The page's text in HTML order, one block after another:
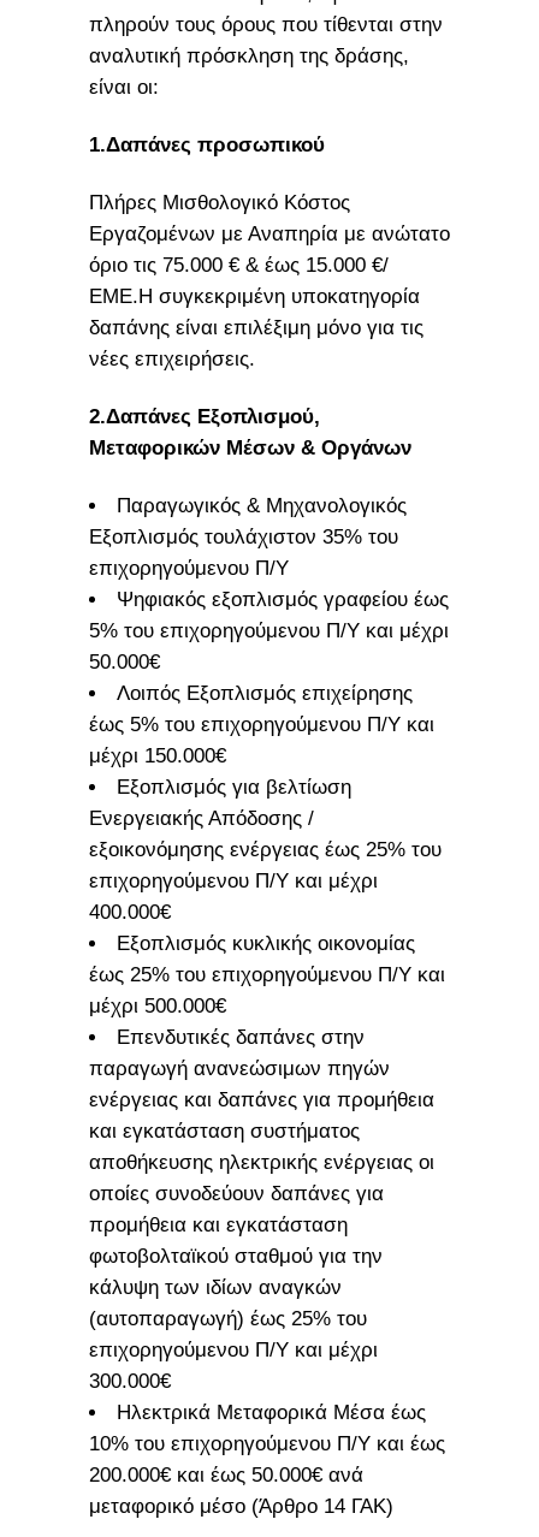
πληρούν τους όρους που τίθενται στην
αναλυτική πρόσκληση της δράσης,
είναι οι:
1.Δαπάνες προσωπικού
Πλήρες Μισθολογικό Κόστος
Εργαζομένων με Αναπηρία με ανώτατο
όριο τις 75.000 € & έως 15.000 €/
ΕΜΕ.Η συγκεκριμένη υποκατηγορία
δαπάνης είναι επιλέξιμη μόνο για τις
νέες επιχειρήσεις.
2.Δαπάνες Εξοπλισμού,
Μεταφορικών Μέσων & Οργάνων
Παραγωγικός & Μηχανολογικός
Εξοπλισμός τουλάχιστον 35% του
επιχορηγούμενου Π/Υ
Ψηφιακός εξοπλισμός γραφείου έως
5% του επιχορηγούμενου Π/Υ και μέχρι
50.000€
Λοιπός Εξοπλισμός επιχείρησης
έως 5% του επιχορηγούμενου Π/Υ και
μέχρι 150.000€
Εξοπλισμός για βελτίωση
Ενεργειακής Απόδοσης /
εξοικονόμησης ενέργειας έως 25% του
επιχορηγούμενου Π/Υ και μέχρι
400.000€
Εξοπλισμός κυκλικής οικονομίας
έως 25% του επιχορηγούμενου Π/Υ και
μέχρι 500.000€
Επενδυτικές δαπάνες στην
παραγωγή ανανεώσιμων πηγών
ενέργειας και δαπάνες για προμήθεια
και εγκατάσταση συστήματος
αποθήκευσης ηλεκτρικής ενέργειας οι
οποίες συνοδεύουν δαπάνες για
προμήθεια και εγκατάσταση
φωτοβολταϊκού σταθμού για την
κάλυψη των ιδίων αναγκών
(αυτοπαραγωγή) έως 25% του
επιχορηγούμενου Π/Υ και μέχρι
300.000€
Ηλεκτρικά Μεταφορικά Μέσα έως
10% του επιχορηγούμενου Π/Υ και έως
200.000€ και έως 50.000€ ανά
μεταφορικό μέσο (Άρθρο 14 ΓΑΚ)